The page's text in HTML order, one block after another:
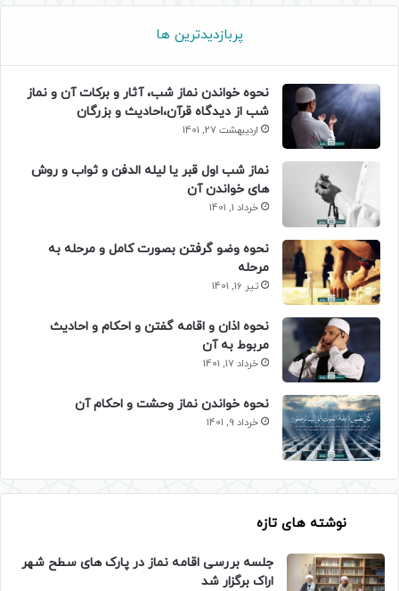
پربازدیدترین ها
نحوه خواندن نماز شب، آثار و برکات آن و نماز
شب از دیدگاه قرآن،احادیث و بزرگان
اردیبهشت 27, 1401
نماز شب اول قبر یا لیله الدفن و ثواب و روش
های خواندن آن
خرداد 1, 1401
نحوه وضو گرفتن بصورت کامل و مرحله به
مرحله
تیر 16, 1401
نحوه اذان و اقامه گفتن و احکام و احادیث
مربوط به آن
خرداد 17, 1401
نحوه خواندن نماز وحشت و احکام آن
خرداد 9, 1401
نوشته های تازه
جلسه بررسی اقامه نماز در پارک های سطح شهر
اراک برگزار شد